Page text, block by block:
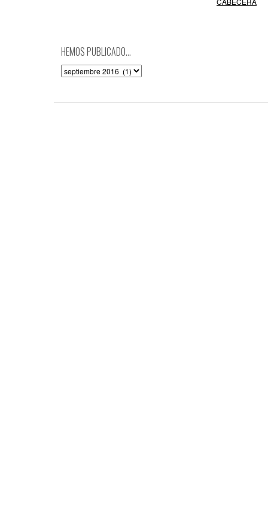
HEMOS PUBLICADO…
Hemos